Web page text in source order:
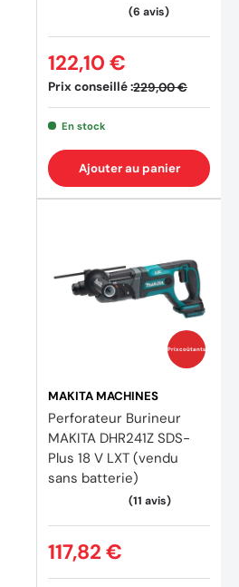
Prix conseillé :229,00 €
122,10 €
En stock
Ajouter au panier
Prix coûtants
MAKITA MACHINES
Perforateur Burineur
MAKITA DHR241Z SDS-
Plus 18 V LXT (vendu
sans batterie)
117,82 €